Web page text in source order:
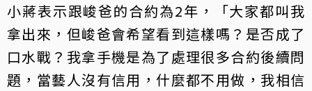
小蔣表示跟峻爸的合約為2年，「大家都叫我
拿出來，但峻爸會希望看到這樣嗎？是否成了
口水戰？我拿手機是為了處理很多合約後續問
題，當藝人沒有信用，什麼都不用做，我相信